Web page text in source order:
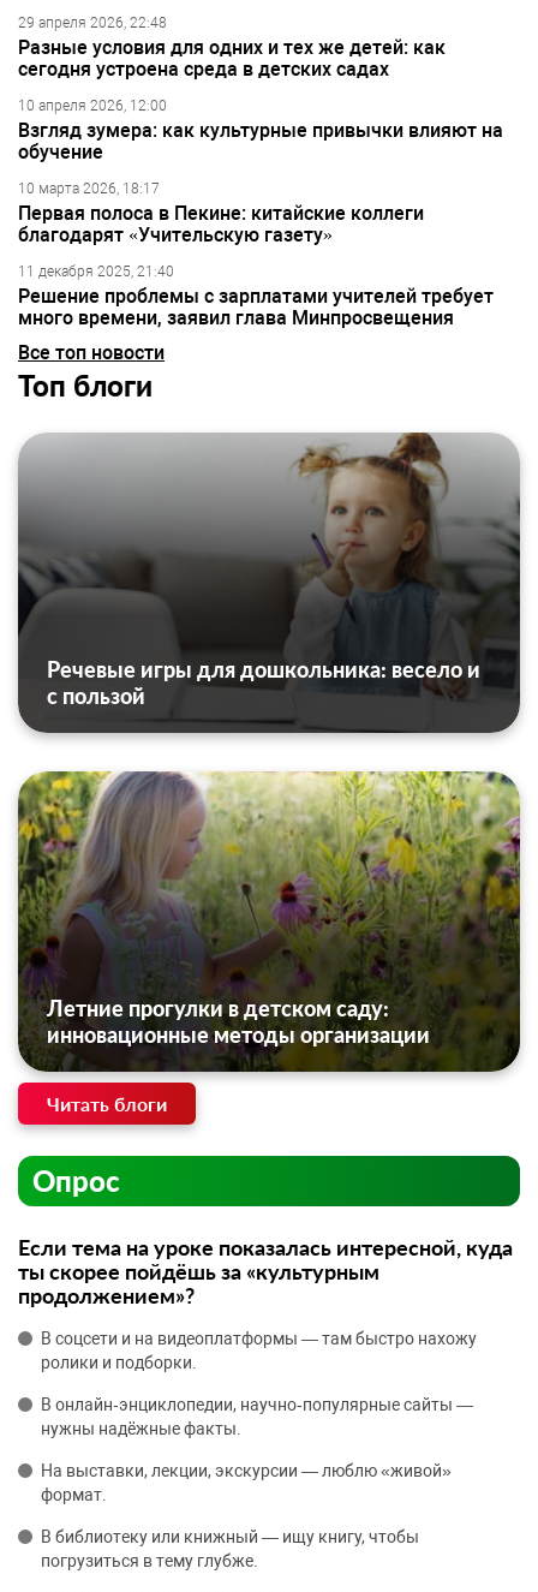
29 апреля 2026, 22:48
Разные условия для одних и тех же детей: как
сегодня устроена среда в детских садах
10 апреля 2026, 12:00
Взгляд зумера: как культурные привычки влияют на
обучение
10 марта 2026, 18:17
Первая полоса в Пекине: китайские коллеги
благодарят «Учительскую газету»
11 декабря 2025, 21:40
Решение проблемы с зарплатами учителей требует
много времени, заявил глава Минпросвещения
Все топ новости
Топ блоги
Речевые игры для дошкольника: весело и
с пользой
Летние прогулки в детском саду:
инновационные методы организации
Читать блоги
Опрос
Если тема на уроке показалась интересной, куда
ты скорее пойдёшь за «культурным
продолжением»?
В соцсети и на видеоплатформы — там быстро нахожу
ролики и подборки.
В онлайн‑энциклопедии, научно‑популярные сайты —
нужны надёжные факты.
На выставки, лекции, экскурсии — люблю «живой»
формат.
В библиотеку или книжный — ищу книгу, чтобы
погрузиться в тему глубже.